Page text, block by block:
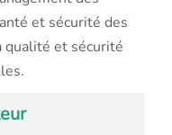
et sécurité des
qualité et sécurité